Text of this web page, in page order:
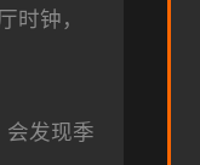
时钟，
会发现季